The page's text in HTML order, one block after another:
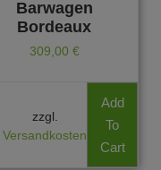
Barwagen
Bordeaux
309,00 €
zzgl.
Versandkosten
Add
To
Cart